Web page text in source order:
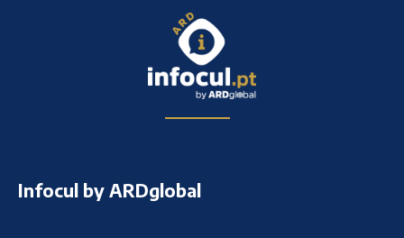
Infocul by ARDglobal